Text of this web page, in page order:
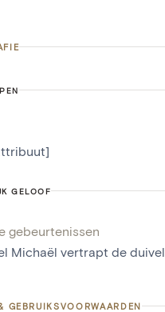
GELOOF
gebeurtenissen
Michaël vertrapt de duivel
GEBRUIKSVOORWAARDEN